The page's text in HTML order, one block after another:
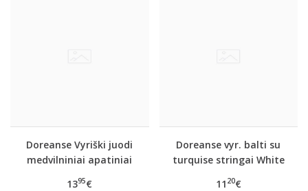
Doreanse Vyriški juodi
medvilniniai apatiniai
1395€
Doreanse vyr. balti su
turquise stringai White
11 20€